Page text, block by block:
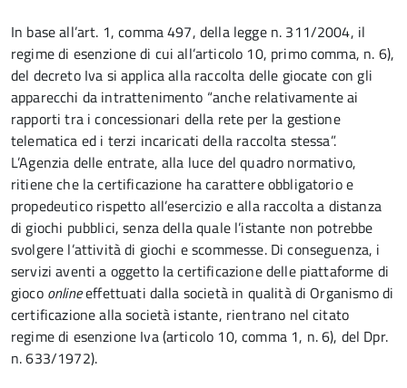
In base all’art. 1, comma 497, della legge n. 311/2004, il
regime di esenzione di cui all’articolo 10, primo comma, n. 6),
del decreto Iva si applica alla raccolta delle giocate con gli
apparecchi da intrattenimento “anche relativamente ai
rapporti tra i concessionari della rete per la gestione
telematica ed i terzi incaricati della raccolta stessa”.
L’Agenzia delle entrate, alla luce del quadro normativo,
ritiene che la certificazione ha carattere obbligatorio e
propedeutico rispetto all’esercizio e alla raccolta a distanza
di giochi pubblici, senza della quale l’istante non potrebbe
svolgere l’attività di giochi e scommesse. Di conseguenza, i
servizi aventi a oggetto la certificazione delle piattaforme di
gioco onlineeffettuati dalla società in qualità di Organismo di
certificazione alla società istante, rientrano nel citato
regime di esenzione Iva (articolo 10, comma 1, n. 6), del Dpr.
n. 633/1972).